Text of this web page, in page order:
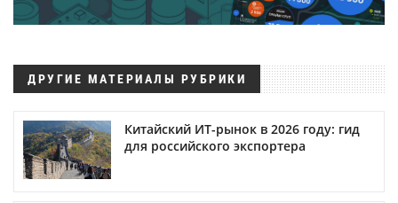
ДРУГИЕ МАТЕРИАЛЫ РУБРИКИ
Китайский ИТ-рынок в 2026 году: гид
для российского экспортера